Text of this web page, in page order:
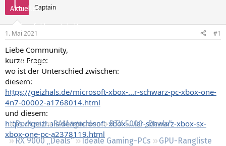
Aktuelles
Empfohlene Inhalte
Neueste Aktivitäten
Leserartikel
Regeln
Podcast RAMageddon
RTX 5000 „Deals“
RX 9000 „Deals“
Ideale Gaming-PCs
GPU-Rangliste
e
l
e
r
e
t
a
Captain
1. Mai 2021 #1
Liebe Community,
kurze Frage:
wo ist der Unterschied zwischen:
diesem:
https://geizhals.de/microsoft-xbox-...r-schwarz-pc-xbox-one-
4n7-00002-a1768014.html
und diesem:
https://geizhals.de/microsoft-xbox-...ler-schwarz-xbox-sx-
xbox-one-pc-a2378119.html